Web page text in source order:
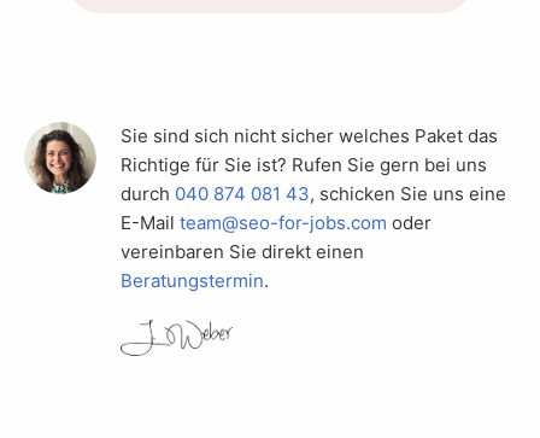
Sie sind sich nicht sicher welches Paket das
Richtige für Sie ist? Rufen Sie gern bei uns
durch 040 874 081 43, schicken Sie uns eine
E-Mail team@seo-for-jobs.com oder
vereinbaren Sie direkt einen
Beratungstermin.